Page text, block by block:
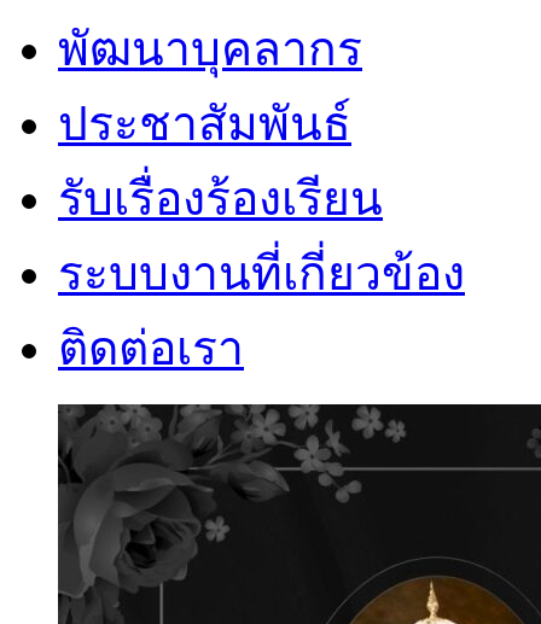
พัฒนาบุคลากร
ประชาสัมพันธ์
รับเรื่องร้องเรียน
ระบบงานที่เกี่ยวข้อง
ติดต่อเรา